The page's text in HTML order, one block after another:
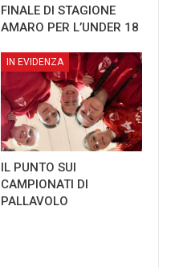
FINALE DI STAGIONE
AMARO PER L’UNDER 18
IN EVIDENZA
IL PUNTO SUI
CAMPIONATI DI
PALLAVOLO